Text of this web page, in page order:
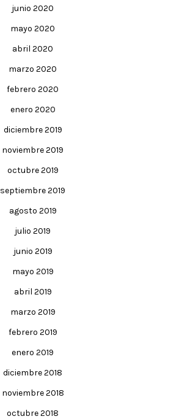
junio 2020
mayo 2020
abril 2020
marzo 2020
febrero 2020
enero 2020
diciembre 2019
noviembre 2019
octubre 2019
septiembre 2019
agosto 2019
julio 2019
junio 2019
mayo 2019
abril 2019
marzo 2019
febrero 2019
enero 2019
diciembre 2018
noviembre 2018
octubre 2018